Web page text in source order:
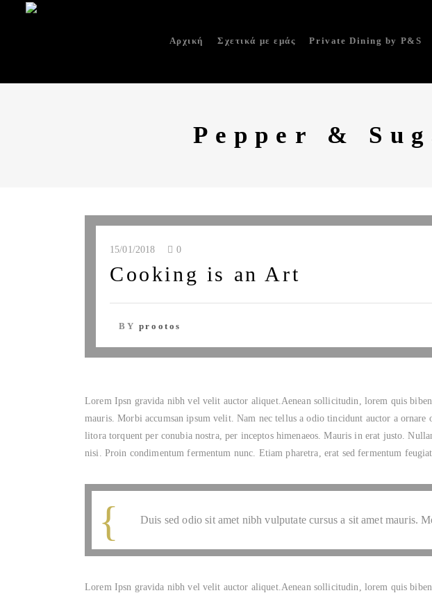
Αρχική Σχετικά με εμάς Private Dining by P&S
Pepper &
15/01/2018 0
Cooking is an Art
BY prootos
Lorem Ipsn gravida nibh vel velit auctor aliquet.Aenean sollicitudin, lorem quis
mauris. Morbi accumsan ipsum velit. Nam nec tellus a odio tincidunt auctor a
litora torquent per conubia nostra, per inceptos himenaeos. Mauris in erat justo.
nisi. Proin condimentum fermentum nunc. Etiam pharetra, erat sed fermentum
Duis sed odio sit amet nibh vulputate cursus a sit amet mauris.
Lorem Ipsn gravida nibh vel velit auctor aliquet.Aenean sollicitudin, lorem quis